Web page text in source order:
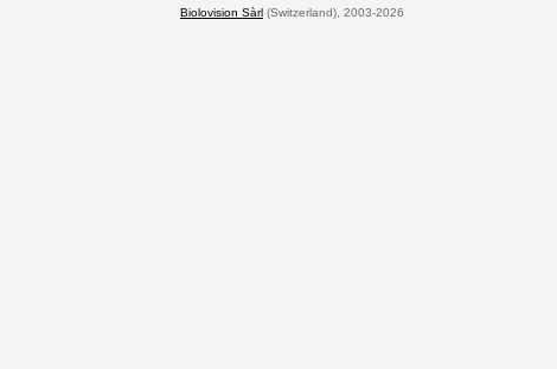
Biolovision Sàrl (Switzerland), 2003-2026